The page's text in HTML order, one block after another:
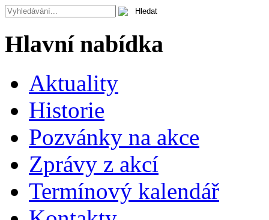
Hlavní nabídka
Aktuality
Historie
Pozvánky na akce
Zprávy z akcí
Termínový kalendář